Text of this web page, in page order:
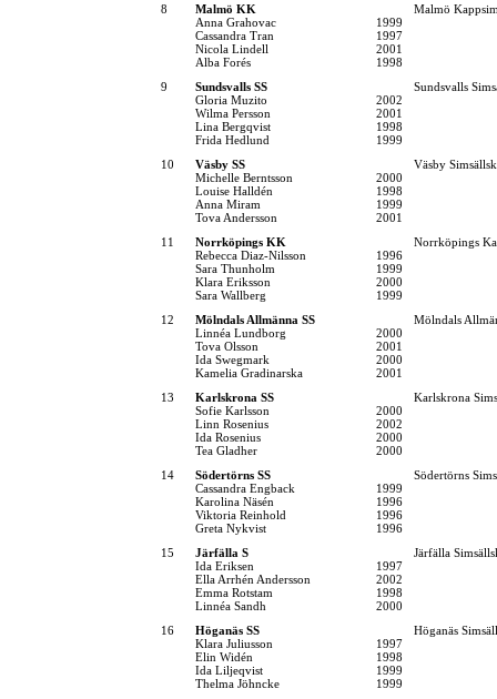
8
Malmö KK
Malmö
Anna Grahovac
1999
Cassandra Tran
1997
Nicola Lindell
2001
Alba Forés
1998
9
Sundsvalls SS
Sundsvalls
Gloria Muzito
2002
Wilma Persson
2001
Lina Bergqvist
1998
Frida Hedlund
1999
10
Väsby SS
Väsby
Michelle Berntsson
2000
Louise Halldén
1998
Anna Miram
1999
Tova Andersson
2001
11
Norrköpings KK
Norrköpings
Rebecca Diaz-Nilsson
1996
Sara Thunholm
1999
Klara Eriksson
2000
Sara Wallberg
1999
12
Mölndals Allmänna SS
Mölndals
Linnéa Lundborg
2000
Tova Olsson
2001
Ida Swegmark
2000
Kamelia Gradinarska
2001
13
Karlskrona SS
Karlskrona
Sofie Karlsson
2000
Linn Rosenius
2002
Ida Rosenius
2000
Tea Gladher
2000
14
Södertörns SS
Södertörns
Cassandra Engback
1999
Karolina Näsén
1996
Viktoria Reinhold
1996
Greta Nykvist
1996
15
Järfälla S
Järfälla
Ida Eriksen
1997
Ella Arrhén Andersson
2002
Emma Rotstam
1998
Linnéa Sandh
2000
16
Höganäs SS
Höganäs
Klara Juliusson
1997
Elin Widén
1998
Ida Liljeqvist
1999
Thelma Jöhncke
1999